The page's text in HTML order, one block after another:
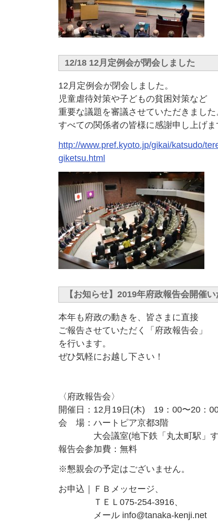
12/18 12月定例会が閉会しました
12月定例会が閉会しました。
児童虐待対策や子どもの貧困対策など
重要な議題を審議させていただきました
すべての関係者の皆様に感謝申し上げま
http://www.pref.kyoto.jp/gikai/katsudo/
giketsu.html
【お知らせ】2019年府政報告会開催
本年も府政の動きを、皆さまに直接
ご報告させていただく「府政報告会」
を行います。
ぜひ気軽にお越し下さい！
〈府政報告会〉
開催日：12月19日(木) 19：00〜20：
会 場：ハートピア京都3階
大会議室(地下鉄「丸太町駅」
報告会参加費：無料
※懇親会の予定はございません。
お申込｜ＦＢメッセージ、
ＴＥＬ075-254-3916、
メール info@tanaka-kenji.net